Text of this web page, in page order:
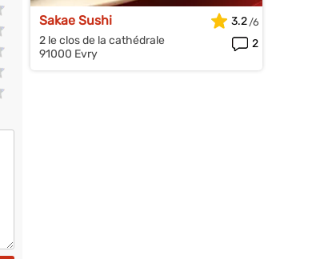
Sakae Sushi
2 le clos de la cathédrale
91000 Evry
3.2
2